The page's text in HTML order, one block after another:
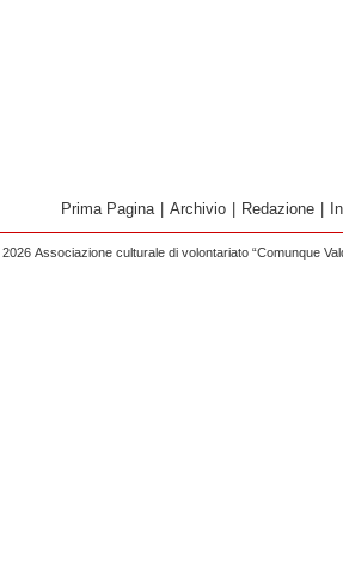
Prima Pagina Archivio Redazione
Associazione culturale di volontariato “Comunque